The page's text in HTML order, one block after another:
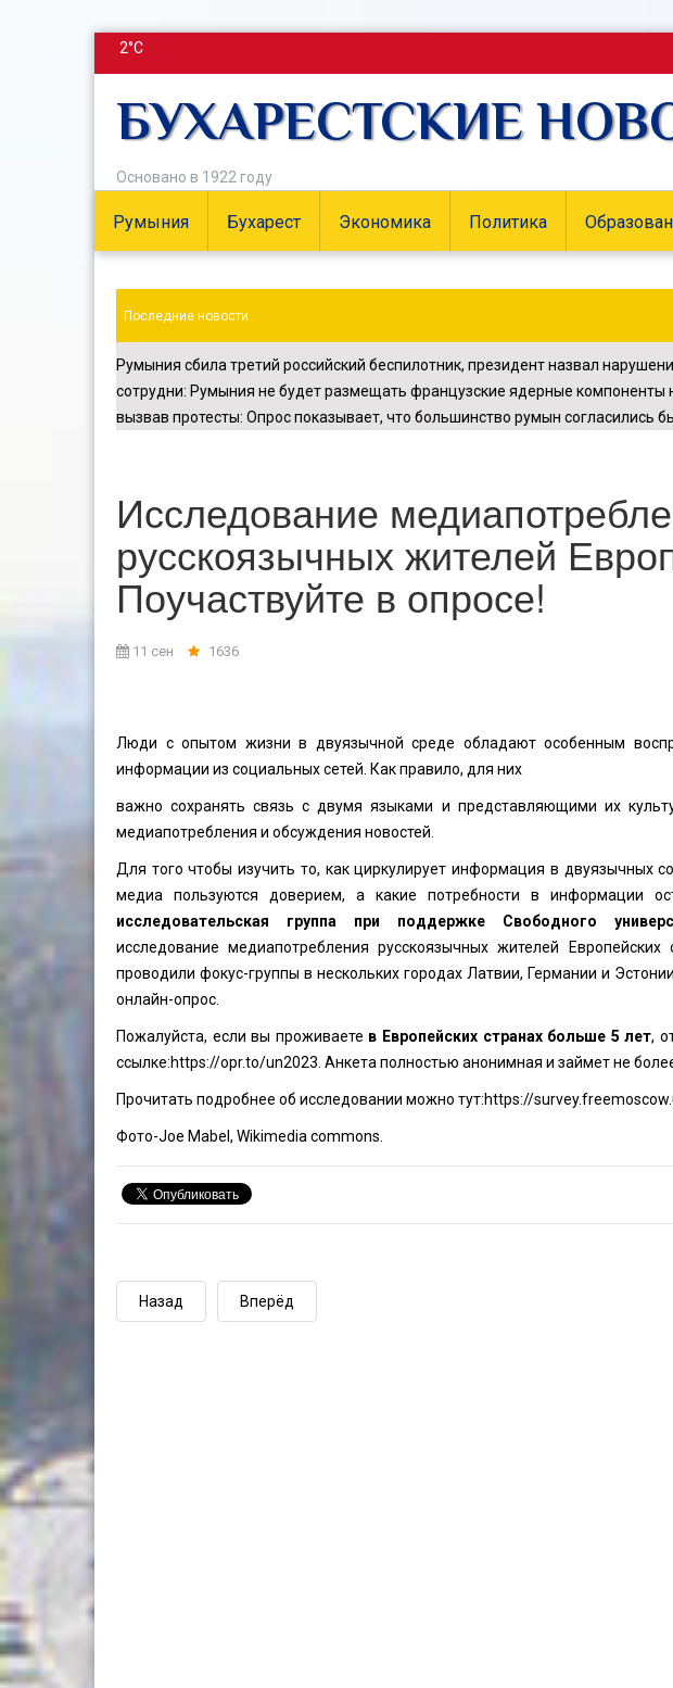
2°C
БУХАРЕСТСКИЕ
Основано в 1922 году
Румыния Бухарест Экономика Политика
Последние новости
Румыния сбила третий российский беспилотник, президент назвал
сотрудни: Румыния не будет размещать французские ядерные компоненты
вызвав протесты: Опрос показывает, что большинство румын согласились
Исследование
русскоязычных жителей
Поучаствуйте в опросе!
11 сен 1636
Люди с опытом жизни в двуязычной среде обладают особенным
информации из социальных сетей. Как правило, для них
важно сохранять связь с двумя языками и представляющими их
медиапотребления и обсуждения новостей.
Для того чтобы изучить то, как циркулирует информация в двуязычных
медиа пользуются доверием, а какие потребности в информации
исследовательская группа при поддержке Свободного
исследование медиапотребления русскоязычных жителей
проводили фокус-группы в нескольких городах Латвии, Германии и
онлайн-опрос.
Пожалуйста, если вы проживаете в Европейских странах больше 5 лет,
ссылке:https://opr.to/un2023 . Анкета полностью анонимная и займет не
Прочитать подробнее об исследовании можно тут:https://
Фото-Joe Mabel , Wikimedia commons.
Назад Вперёд